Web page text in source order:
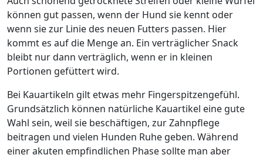
können gut passen, wenn der Hund sie kennt oder
wenn sie zur Linie des neuen Futters passen. Hier
kommt es auf die Menge an. Ein verträglicher Snack
bleibt nur dann verträglich, wenn er in kleinen
Portionen gefüttert wird.
Bei Kauartikeln gilt etwas mehr Fingerspitzengefühl.
Grundsätzlich können natürliche Kauartikel eine gute
Wahl sein, weil sie beschäftigen, zur Zahnpflege
beitragen und vielen Hunden Ruhe geben. Während
einer akuten empfindlichen Phase sollte man aber